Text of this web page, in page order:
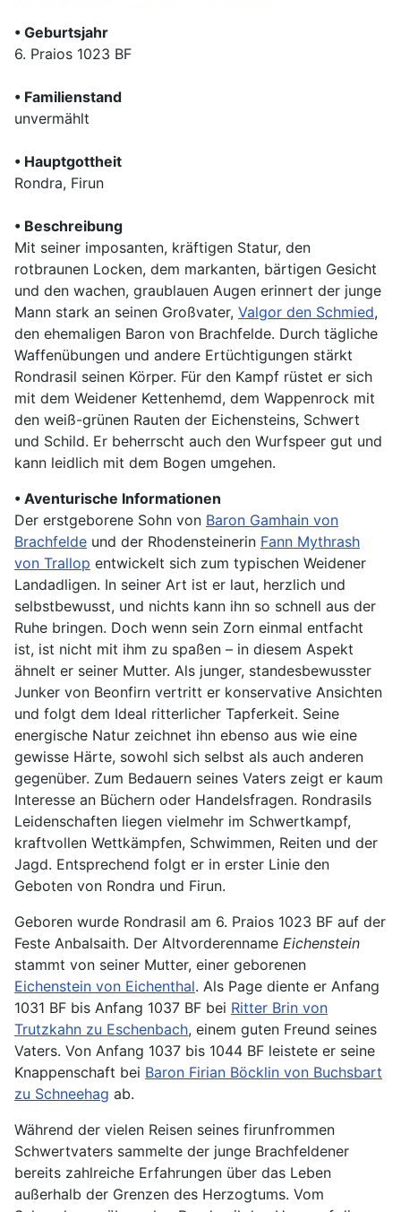
• Geburtsjahr
6. Praios 1023 BF
• Familienstand
unvermählt
• Hauptgottheit
Rondra, Firun
• Beschreibung
Mit seiner imposanten, kräftigen Statur, den
rotbraunen Locken, dem markanten, bärtigen Gesicht
und den wachen, graublauen Augen erinnert der junge
Mann stark an seinen Großvater, Valgor den Schmied,
den ehemaligen Baron von Brachfelde. Durch tägliche
Waffenübungen und andere Ertüchtigungen stärkt
Rondrasil seinen Körper. Für den Kampf rüstet er sich
mit dem Weidener Kettenhemd, dem Wappenrock mit
den weiß-grünen Rauten der Eichensteins, Schwert
und Schild. Er beherrscht auch den Wurfspeer gut und
kann leidlich mit dem Bogen umgehen.
• Aventurische Informationen
Der erstgeborene Sohn von Baron Gamhain von
Brachfelde und der Rhodensteinerin Fann Mythrash
von Trallop entwickelt sich zum typischen Weidener
Landadligen. In seiner Art ist er laut, herzlich und
selbstbewusst, und nichts kann ihn so schnell aus der
Ruhe bringen. Doch wenn sein Zorn einmal entfacht
ist, ist nicht mit ihm zu spaßen – in diesem Aspekt
ähnelt er seiner Mutter. Als junger, standesbewusster
Junker von Beonfirn vertritt er konservative Ansichten
und folgt dem Ideal ritterlicher Tapferkeit. Seine
energische Natur zeichnet ihn ebenso aus wie eine
gewisse Härte, sowohl sich selbst als auch anderen
gegenüber. Zum Bedauern seines Vaters zeigt er kaum
Interesse an Büchern oder Handelsfragen. Rondrasils
Leidenschaften liegen vielmehr im Schwertkampf,
kraftvollen Wettkämpfen, Schwimmen, Reiten und der
Jagd. Entsprechend folgt er in erster Linie den
Geboten von Rondra und Firun.
Geboren wurde Rondrasil am 6. Praios 1023 BF auf der
Feste Anbalsaith. Der Altvorderenname Eichenstein
stammt von seiner Mutter, einer geborenen
Eichenstein von Eichenthal. Als Page diente er Anfang
1031 BF bis Anfang 1037 BF bei Ritter Brin von
Trutzkahn zu Eschenbach, einem guten Freund seines
Vaters. Von Anfang 1037 bis 1044 BF leistete er seine
Knappenschaft bei Baron Firian Böcklin von Buchsbart
zu Schneehag ab.
Während der vielen Reisen seines firunfrommen
Schwertvaters sammelte der junge Brachfeldener
bereits zahlreiche Erfahrungen über das Leben
außerhalb der Grenzen des Herzogtums. Vom